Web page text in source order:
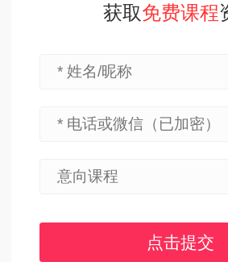
获取免费课程